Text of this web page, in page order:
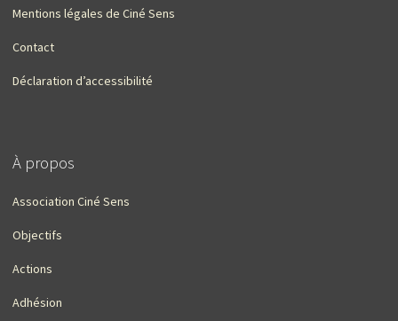
Mentions légales de Ciné Sens
Contact
Déclaration d’accessibilité
À propos
Association Ciné Sens
Objectifs
Actions
Adhésion